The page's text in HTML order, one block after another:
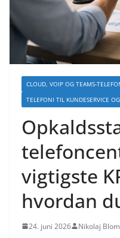
CLOUD, VOIP OG TEAMS-
TELEFONI TIL KUNDESERVICE
vigtigste
hvordan
24. juni 2026 Nikolaj Blom